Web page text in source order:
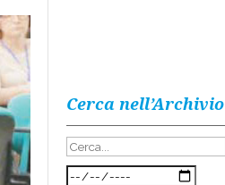
Cerca nell’Archivio